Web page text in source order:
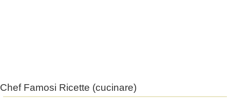
Chef Famosi Ricette (cucinare)